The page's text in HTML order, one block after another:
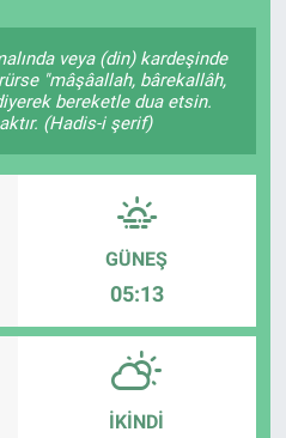
veya (din) kardeşinde
"mâşâallah, bârekallâh,
bereketle dua etsin.
(Hadis-i şerif)
GÜNEŞ
05:13
İKINDI